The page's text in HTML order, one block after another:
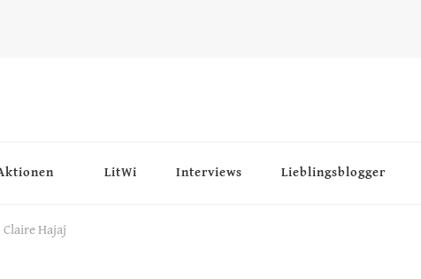
LitWi Interviews Lieblingsblogger
Claire Hajaj